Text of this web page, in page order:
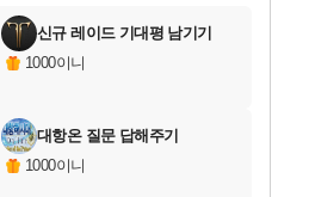
교환.
당첨되셨습니다.
당첨되셨습니다.
당첨되셨습니다.
당첨되셨습니다.
당첨되셨습니다.
당첨되셨습니다.
에디션 (스팀코드)를 교환.
당첨되셨습니다.
신규 레이드 기대평 남기기
1000이니
대항온 질문 답해주기
1000이니